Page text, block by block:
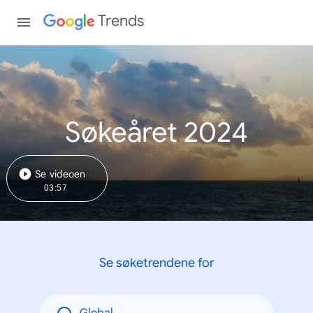
Trends
Søkeåret 2024
Se videoen
03:57
Se søketrendene for